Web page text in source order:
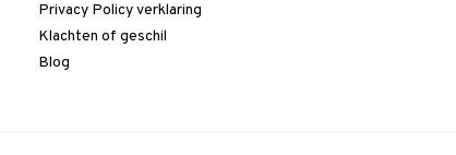
Privacy Policy verklaring
Klachten of geschil
Blog